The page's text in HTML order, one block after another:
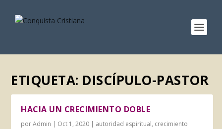
ETIQUETA: DISCÍPULO-PASTOR
HACIA UN CRECIMIENTO DOBLE
porAdmin | Oct 1, 2020 | autoridad espiritual, crecimiento